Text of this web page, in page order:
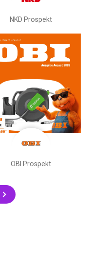
NKD Prospekt
OBI Prospekt